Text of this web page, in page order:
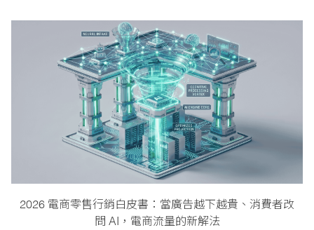
2026 電商零售行銷白皮書：當廣告越下越貴、消費者改
問 AI，電商流量的新解法